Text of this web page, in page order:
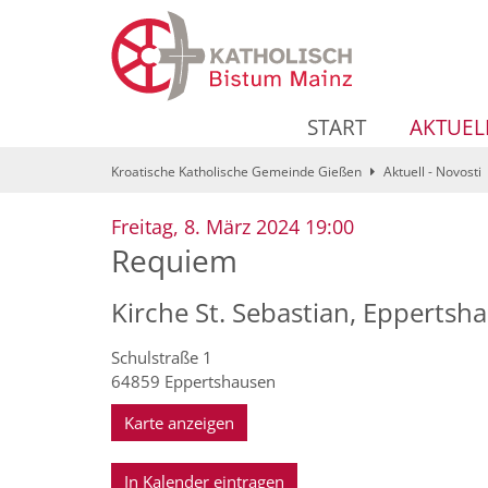
START
Kroatische Katholische Gemeinde Gießen Aktuell - Novosti
Freitag, 8. März 2024 19:00:
Requiem
Kirche St. Sebastian,
Schulstraße 1
64859 Eppertshausen
Karte anzeigen
In Kalender eintragen